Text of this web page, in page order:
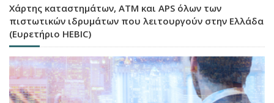
Χάρτης καταστημάτων, ATM και APS όλων των
πιστωτικών ιδρυμάτων που λειτουργούν στην Ελλάδα
(Ευρετήριο HEBIC)